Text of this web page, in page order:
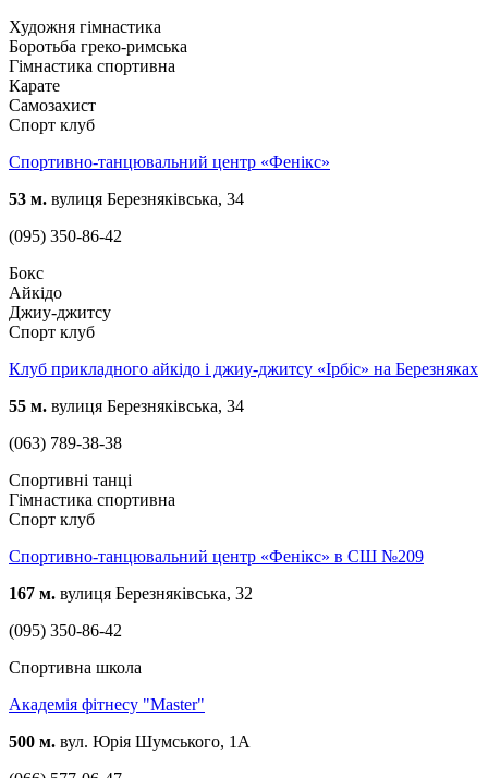
Художня гімнастика
Боротьба греко-римська
Гімнастика спортивна
Карате
Самозахист
Спорт клуб
Спортивно-танцювальний центр «Фенікс»
53 м. вулиця Березняківська, 34
(095) 350-86-42
Бокс
Айкідо
Джиу-джитсу
Спорт клуб
Клуб прикладного айкідо і джиу-джитсу «Ірбіс» на Березняках
55 м. вулиця Березняківська, 34
(063) 789-38-38
Спортивні танці
Гімнастика спортивна
Спорт клуб
Спортивно-танцювальний центр «Фенікс» в СШ №209
167 м. вулиця Березняківська, 32
(095) 350-86-42
Спортивна школа
Академія фітнесу "Master"
500 м. вул. Юрія Шумського, 1А